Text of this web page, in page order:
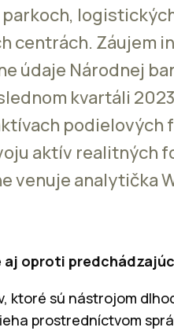
centrách. Záujem
údaje Národnej
kvartáli
podielových
aktív realitných
venuje analytička
oproti
ktoré sú nástrojom
prostredníctvom